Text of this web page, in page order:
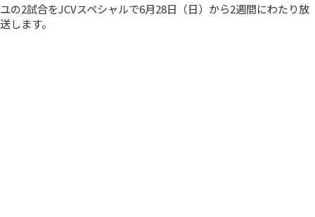
ユの2試合をJCVスペシャルで6月28日（日）から2週間にわたり放
送します。